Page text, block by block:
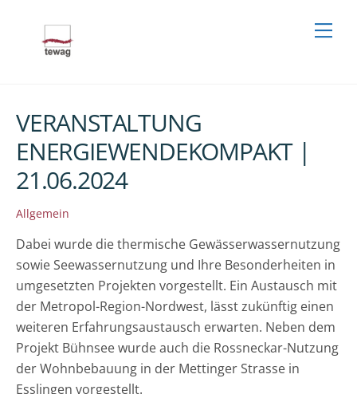
content
VERANSTALTUNG
ENERGIEWENDEKOMPAKT |
21.06.2024
Allgemein
Dabei wurde die thermische Gewässerwassernutzung
sowie Seewassernutzung und Ihre Besonderheiten in
umgesetzten Projekten vorgestellt. Ein Austausch mit
der Metropol-Region-Nordwest, lässt zukünftig einen
weiteren Erfahrungsaustausch erwarten. Neben dem
Projekt Bühnsee wurde auch die Rossneckar-Nutzung
der Wohnbebauung in der Mettinger Strasse in
Esslingen vorgestellt.